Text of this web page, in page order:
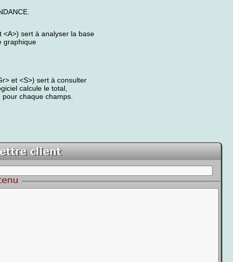
sert à analyser la base
graphique
et <S>) sert à consulter
calcule le total,
chaque champs.